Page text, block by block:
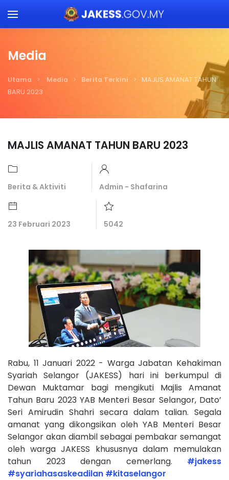
Skip to main content
Media
Utama Media Berita Terkini
MAJLIS AMANAT TAHUN
BARU 2023
MAJLIS AMANAT TAHUN BARU 2023
Berita & Aktiviti Admin - Shafarina
23 Februari 2023 5042
Rabu, 11 Januari 2022 - Warga Jabatan Kehakiman
Syariah Selangor (JAKESS) hari ini berkumpul di
Dewan Muktamar bagi mengikuti Majlis Amanat
Tahun Baru 2023 YAB Menteri Besar Selangor, Dato’
Seri Amirudin Shahri secara dalam talian. Segala
amanat yang dikongsikan oleh YAB Menteri Besar
Selangor akan diambil sebagai pembakar semangat
oleh warga JAKESS khususnya dalam memulakan
tahun 2023 dengan cemerlang. #jakess
#syariahasaskeadilan #kitaselangor